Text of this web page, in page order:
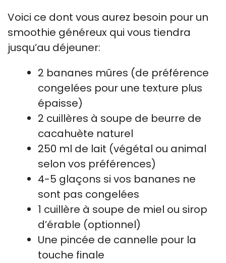
Voici ce dont vous aurez besoin pour un
smoothie généreux qui vous tiendra
jusqu’au déjeuner:
2 bananes mûres (de préférence
congelées pour une texture plus
épaisse)
2 cuillères à soupe de beurre de
cacahuète naturel
250 ml de lait (végétal ou animal
selon vos préférences)
4-5 glaçons si vos bananes ne
sont pas congelées
1 cuillère à soupe de miel ou sirop
d’érable (optionnel)
Une pincée de cannelle pour la
touche finale